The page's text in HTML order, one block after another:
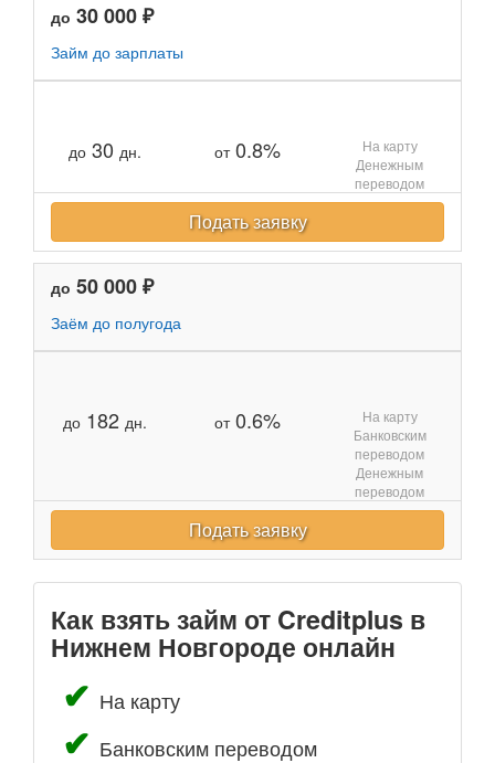
до 30 000 ₽
Займ до зарплаты
до 30 дн. от0.8%
На карту
Денежным
переводом
Подать заявку
до 50 000 ₽
Заём до полугода
до 182 дн. от0.6%
На карту
Банковским
переводом
Денежным
переводом
Подать заявку
Как взять займ от Creditplus в
Нижнем Новгороде онлайн
На карту
Банковским переводом